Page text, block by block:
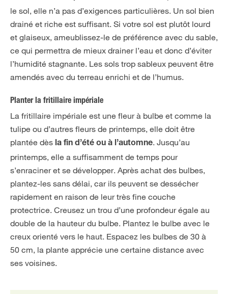
le sol, elle n’a pas d’exigences particulières. Un sol bien
drainé et riche est suffisant. Si votre sol est plutôt lourd
et glaiseux, ameublissez-le de préférence avec du sable,
ce qui permettra de mieux drainer l’eau et donc d’éviter
l’humidité stagnante. Les sols trop sableux peuvent être
amendés avec du terreau enrichi et de l’humus.
Planter la fritillaire impériale
La fritillaire impériale est une fleur à bulbe et comme la
tulipe ou d’autres fleurs de printemps, elle doit être
plantée dès la fin d’été ou à l’automne. Jusqu’au
printemps, elle a suffisamment de temps pour
s’enraciner et se développer. Après achat des bulbes,
plantez-les sans délai, car ils peuvent se dessécher
rapidement en raison de leur très fine couche
protectrice. Creusez un trou d’une profondeur égale au
double de la hauteur du bulbe. Plantez le bulbe avec le
creux orienté vers le haut. Espacez les bulbes de 30 à
50 cm, la plante apprécie une certaine distance avec
ses voisines.